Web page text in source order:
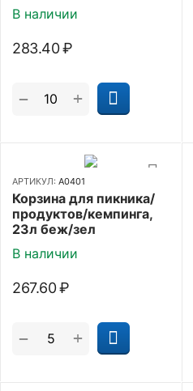
В наличии
283.40₽
+
−
АРТИКУЛ: А0401
Корзина для пикника/
продуктов/кемпинга,
23л беж/зел
В наличии
267.60₽
+
−